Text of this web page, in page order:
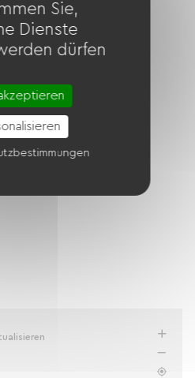
umzäuntes Gelände
Transfer
Sie,
Dienste
dürfen